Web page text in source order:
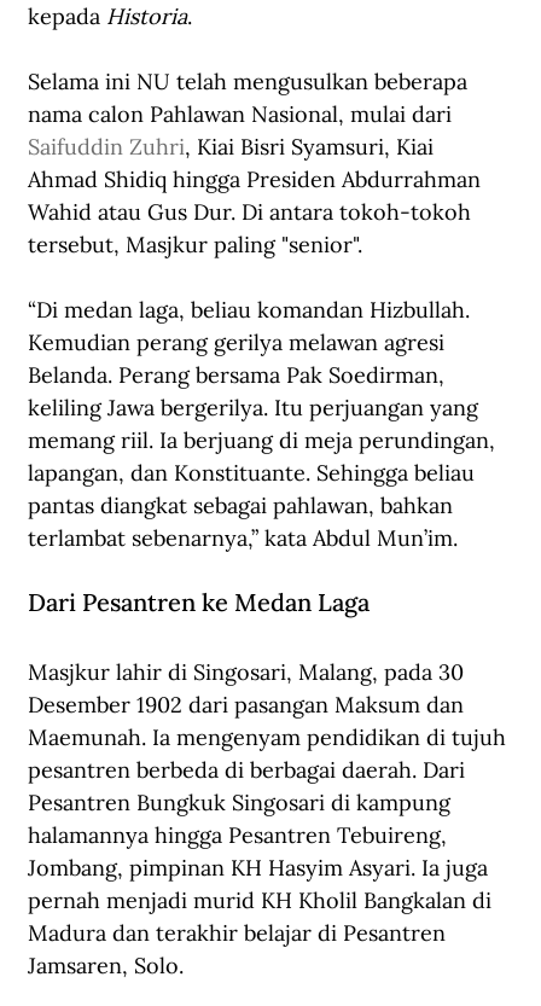
kepada Historia.
Selama ini NU telah mengusulkan beberapa
nama calon Pahlawan Nasional, mulai dari
Saifuddin Zuhri, Kiai Bisri Syamsuri, Kiai
Ahmad Shidiq hingga Presiden Abdurrahman
Wahid atau Gus Dur. Di antara tokoh-tokoh
tersebut, Masjkur paling "senior".
“Di medan laga, beliau komandan Hizbullah.
Kemudian perang gerilya melawan agresi
Belanda. Perang bersama Pak Soedirman,
keliling Jawa bergerilya. Itu perjuangan yang
memang riil. Ia berjuang di meja perundingan,
lapangan, dan Konstituante. Sehingga beliau
pantas diangkat sebagai pahlawan, bahkan
terlambat sebenarnya,” kata Abdul Mun’im.
Dari Pesantren ke Medan Laga
Masjkur lahir di Singosari, Malang, pada 30
Desember 1902 dari pasangan Maksum dan
Maemunah. Ia mengenyam pendidikan di tujuh
pesantren berbeda di berbagai daerah. Dari
Pesantren Bungkuk Singosari di kampung
halamannya hingga Pesantren Tebuireng,
Jombang, pimpinan KH Hasyim Asyari. Ia juga
pernah menjadi murid KH Kholil Bangkalan di
Madura dan terakhir belajar di Pesantren
Jamsaren, Solo.